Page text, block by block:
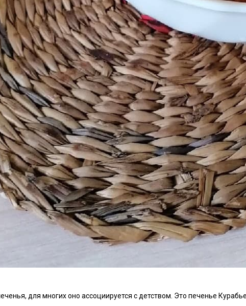
для многих оно ассоциируется с детством. Это печенье